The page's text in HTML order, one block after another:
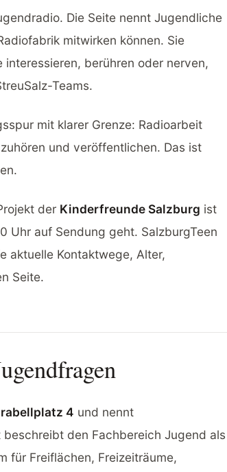
Die Seite nennt Jugendliche
mitwirken können. Sie
berühren oder nerven,
Teams.
mit klarer Grenze: Radioarbeit
und veröffentlichen. Das ist
der Kinderfreunde Salzburg ist
Uhr auf Sendung geht. SalzburgTeen
aktuelle Kontaktwege, Alter,
Seite.
4 und nennt
beschreibt den Fachbereich Jugend als
für Freiflächen, Freizeiträume,